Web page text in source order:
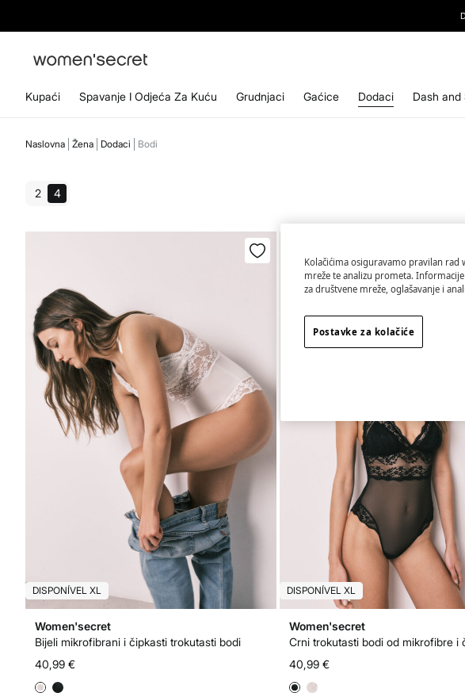
NA NAŠ
Kupaći Spavanje I Odjeća Za Kuću Grudnjaci Gaćice Dodaci Dash and
Naslovna Žena Dodaci Bodi
2 4
DISPONÍVEL XL
Women'secret
Bijeli mikrofibrani i čipkasti trokutasti bodi
40,99 €
DISPONÍVEL XL
Women'secret
Crni trokutasti bodi od mikrofibre i
40,99 €
Kolačićima osiguravamo pravilan rad
mreže te analizu prometa.
za društvene mreže, oglašavanje i
Postavke za kolačiće